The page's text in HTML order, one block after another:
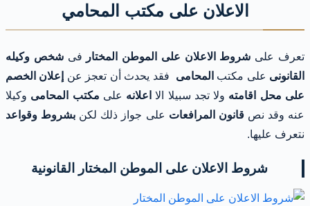
الاعلان على مكتب المحامي
تعرف على شروط الاعلان على الموطن المختار فىشخص وكيله
القانونى على مكتب المحامى فقد يحدث أن تعجز عن
إعلان الخصم
على محل اقامته ولا تجد سبيلا الا اعلانه على مكتب المحامى وكيلا
عنه وقد نصقانون المرافعات على جواز ذلك لكن بشروط وقواعد
نتعرف عليها.
شروط الاعلان على الموطن المختار القانونية